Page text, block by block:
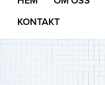
KONTAKT